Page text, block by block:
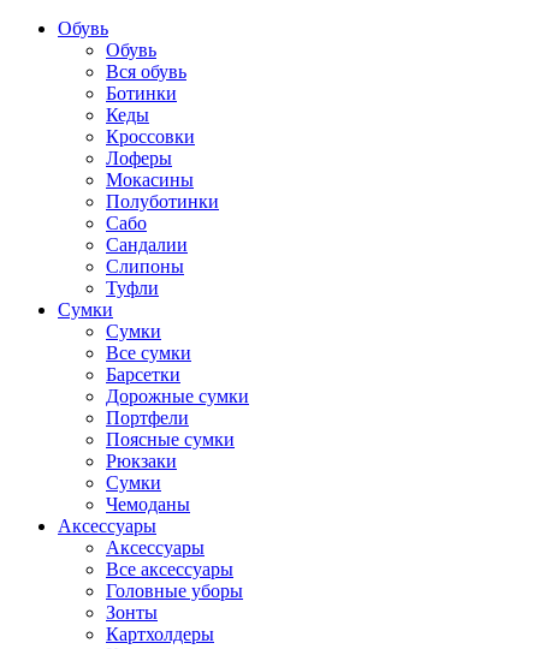
Обувь
Обувь
Вся обувь
Ботинки
Кеды
Кроссовки
Лоферы
Мокасины
Полуботинки
Сабо
Сандалии
Слипоны
Туфли
Сумки
Сумки
Все сумки
Барсетки
Дорожные сумки
Портфели
Поясные сумки
Рюкзаки
Сумки
Чемоданы
Аксессуары
Аксессуары
Все аксессуары
Головные уборы
Зонты
Картхолдеры